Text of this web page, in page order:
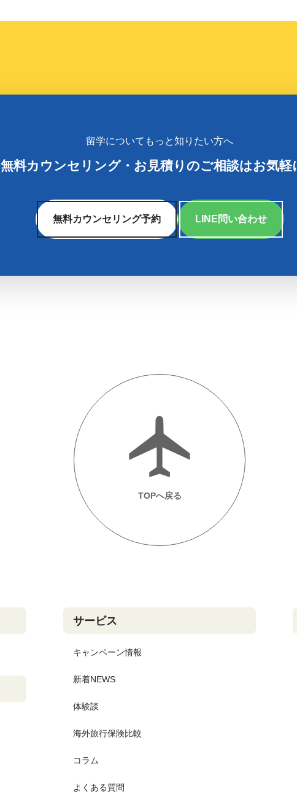
留学についてもっと知りたい方へ
無料カウンセリング・ お見積りのご相談はお気軽
無料カウンセリング予約 LINE問い合わせ
TOPへ戻る
サービス
キャンペーン情報
新着NEWS
体験談
海外旅行保険比較
コラム
よくある質問